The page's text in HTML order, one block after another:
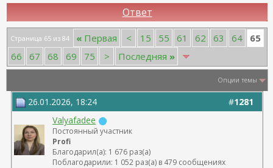
Ответ
Страница 65 из 84 « Первая < 15 55 61 62 63 64
65
66
67 68 69 75 > Последняя »
Опции темы
#1281
26.01.2026, 18:24
Valyafadee
Постоянный участник
Profi
Благодарил(а): 1 676 раз(а)
Поблагодарили: 1 052 раз(а) в 479 сообщениях